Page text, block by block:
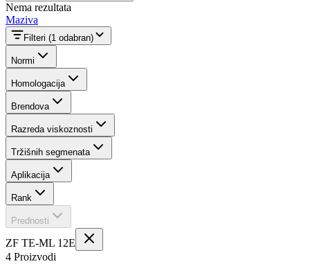
Nema rezultata
Maziva
Filteri (1 odabran)
Normi
Homologacija
Brendova
Razreda viskoznosti
Tržišnih segmenata
Aplikacija
Rank
Prednosti
ZF TE-ML 12E
4 Proizvodi